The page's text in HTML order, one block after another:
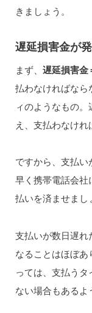
きましょう。
遅延損害金が
まず、 遅延損害金
払わなければなら
ィのようなもの
え、支払わなけれ
ですから、支払
早く携帯電話会社
払いを済ませまし
支払いが数日遅れ
なることはほぼあ
っては、支払う
ない場合もあるよ